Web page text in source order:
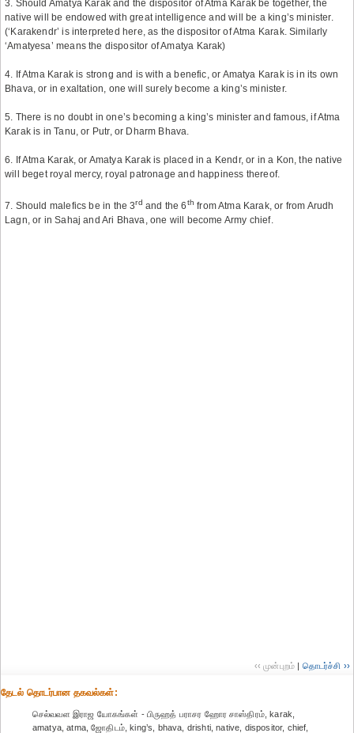
3. Should Amatya Karak and the dispositor of Atma Karak be together, the
native will be endowed with great intelligence and will be a king’s minister.
(‘Karakendr’ is interpreted here, as the dispositor of Atma Karak. Similarly
‘Amatyesa’ means the dispositor of Amatya Karak)
4. If Atma Karak is strong and is with a benefic, or Amatya Karak is in its own
Bhava, or in exaltation, one will surely become a king’s minister.
5. There is no doubt in one’s becoming a king’s minister and famous, if Atma
Karak is in Tanu, or Putr, or Dharm Bhava.
6. If Atma Karak, or Amatya Karak is placed in a Kendr, or in a Kon, the native
will beget royal mercy, royal patronage and happiness thereof.
7. Should malefics be in the 3rd and the 6th from Atma Karak, or from Arudh
Lagn, or in Sahaj and Ari Bhava, one will become Army chief.
‹‹ முன்புறம் | தொடர்ச்சி ››
தேட‌ல் தொட‌ர்பான தகவ‌ல்க‌ள்:
செல்வவள இராஜ யோகங்கள் - பிருஹத் பராசர ஹோர சாஸ்திரம், karak,
amatya, atma, ஜோதிடம், king’s, bhava, drishti, native, dispositor, chief,